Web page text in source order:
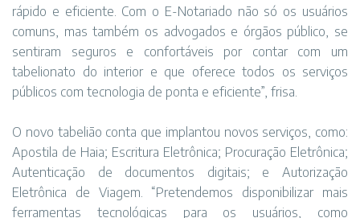
rápido e eficiente. Com o E-Notariado não só os usuários
comuns, mas também os advogados e órgãos público, se
sentiram seguros e confortáveis por contar com um
tabelionato do interior e que oferece todos os serviços
públicos com tecnologia de ponta e eficiente”, frisa.
O novo tabelião conta que implantou novos serviços, como:
Apostila de Haia; Escritura Eletrônica; Procuração Eletrônica;
Autenticação de documentos digitais; e Autorização
Eletrônica de Viagem. “Pretendemos disponibilizar mais
ferramentas tecnológicas para os usuários, como